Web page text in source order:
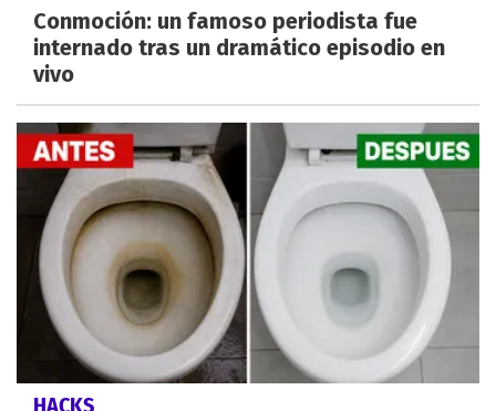
Conmoción: un famoso periodista fue
internado tras un dramático episodio en
vivo
HACKS